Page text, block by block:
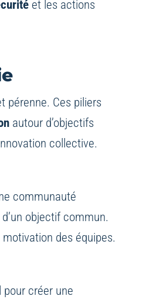
et les actions
pérenne. Ces piliers
autour d’objectifs
collective.
communauté
objectif commun.
des équipes.
créer une